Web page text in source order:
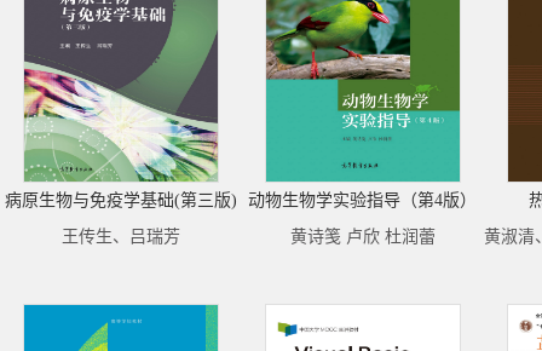
病原生物与免疫学基础(第三版)
王传生、吕瑞芳
动物生物学实验指导（第4版）
黄诗笺 卢欣 杜润蕾